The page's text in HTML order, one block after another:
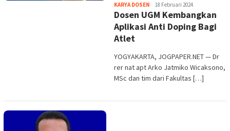
KARYA DOSEN Heri
Purwata
18 Februari 2024
Dosen UGM Kembangkan
Aplikasi Anti Doping Bagi
Atlet
YOGYAKARTA, JOGPAPER.NET — Dr
rer nat apt Arko Jatmiko Wicaksono,
MSc dan tim dari Fakultas […]